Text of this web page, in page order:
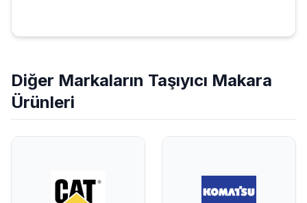
Diğer Markaların Taşıyıcı Makara
Ürünleri